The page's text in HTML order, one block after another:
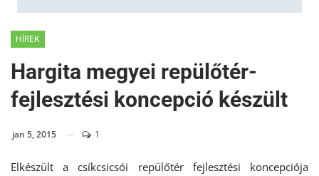
HÍREK
Hargita megyei repülőtér-
fejlesztési koncepció készült
jan 5, 2015 1
Elkészült a csíkcsicsói repülőtér fejlesztési koncepciója